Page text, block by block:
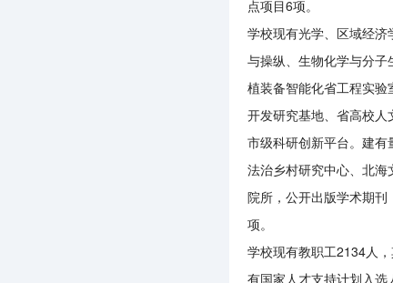
点项目6项。
学校现有光学、区域经
与操纵、生物化学与分
植装备智能化省工程实
开发研究基地、省高校
市级科研创新平台。建有
法治乡村研究中心、北
院所，公开出版学术期
项。
学校现有教职工2134人
有国家人才支持计划入